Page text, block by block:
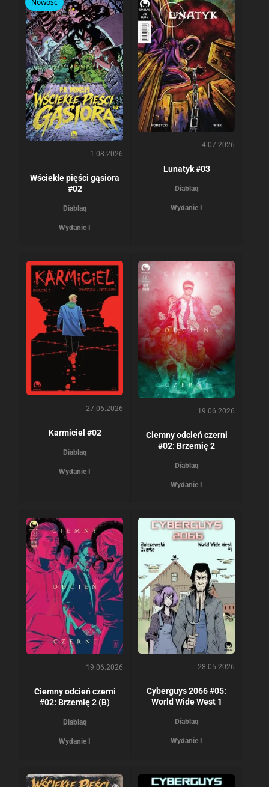
Nowość
1.08.2026
Wściekłe pięści gąsiora
#02
Diablaq
Wydanie I
4.07.2026
Lunatyk #03
Diablaq
Wydanie I
27.06.2026
Karmiciel #02
Diablaq
Wydanie I
19.06.2026
Ciemny odcień czerni
#02: Brzemię 2
Diablaq
Wydanie I
19.06.2026
Ciemny odcień czerni
#02: Brzemię 2 (B)
Diablaq
Wydanie I
28.05.2026
Cyberguys 2066 #05:
World Wide West 1
Diablaq
Wydanie I